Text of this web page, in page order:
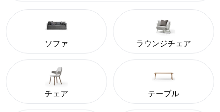
ソファ ラウンジチェア
チェア テーブル